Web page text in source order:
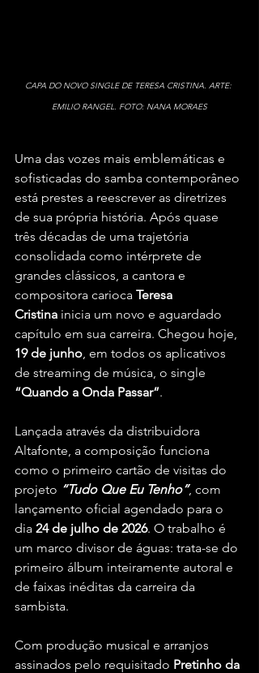
CAPA DO NOVO SINGLE DE TERESA CRISTINA. ARTE:
EMILIO RANGEL. FOTO: NANA MORAES
Uma das vozes mais emblemáticas e
sofisticadas do samba contemporâneo
está prestes a reescrever as diretrizes
de sua própria história. Após quase
três décadas de uma trajetória
consolidada como intérprete de
grandes clássicos, a cantora e
compositora carioca Teresa
Cristina inicia um novo e aguardado
capítulo em sua carreira. Chegou hoje,
19 de junho, em todos os aplicativos
de streaming de música, o single
“Quando a Onda Passar”.
Lançada através da distribuidora
Altafonte, a composição funciona
como o primeiro cartão de visitas do
projeto “Tudo Que Eu Tenho”, com
lançamento oficial agendado para o
dia 24 de julho de 2026. O trabalho é
um marco divisor de águas: trata-se do
primeiro álbum inteiramente autoral e
de faixas inéditas da carreira da
sambista.
Com produção musical e arranjos
assinados pelo requisitado Pretinho da